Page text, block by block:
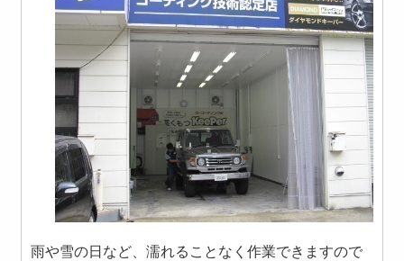
雨や雪の日など、濡れることなく作業できますので